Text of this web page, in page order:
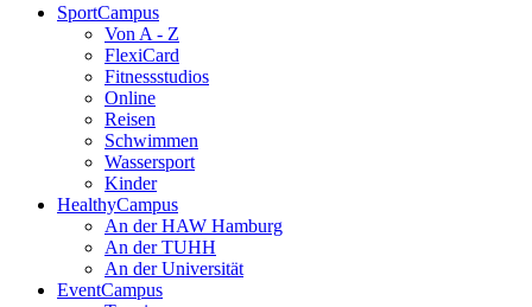
SportCampus
Von A - Z
FlexiCard
Fitnessstudios
Online
Reisen
Schwimmen
Wassersport
Kinder
HealthyCampus
An der HAW Hamburg
An der TUHH
An der Universität
EventCampus